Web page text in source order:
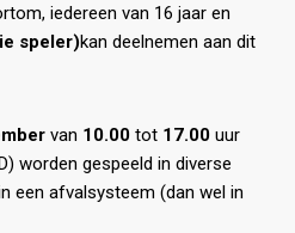
iedereen van 16 jaar en
speler)kan deelnemen aan dit
van 10.00 tot 17.00 uur
worden gespeeld in diverse
een afvalsysteem (dan wel in